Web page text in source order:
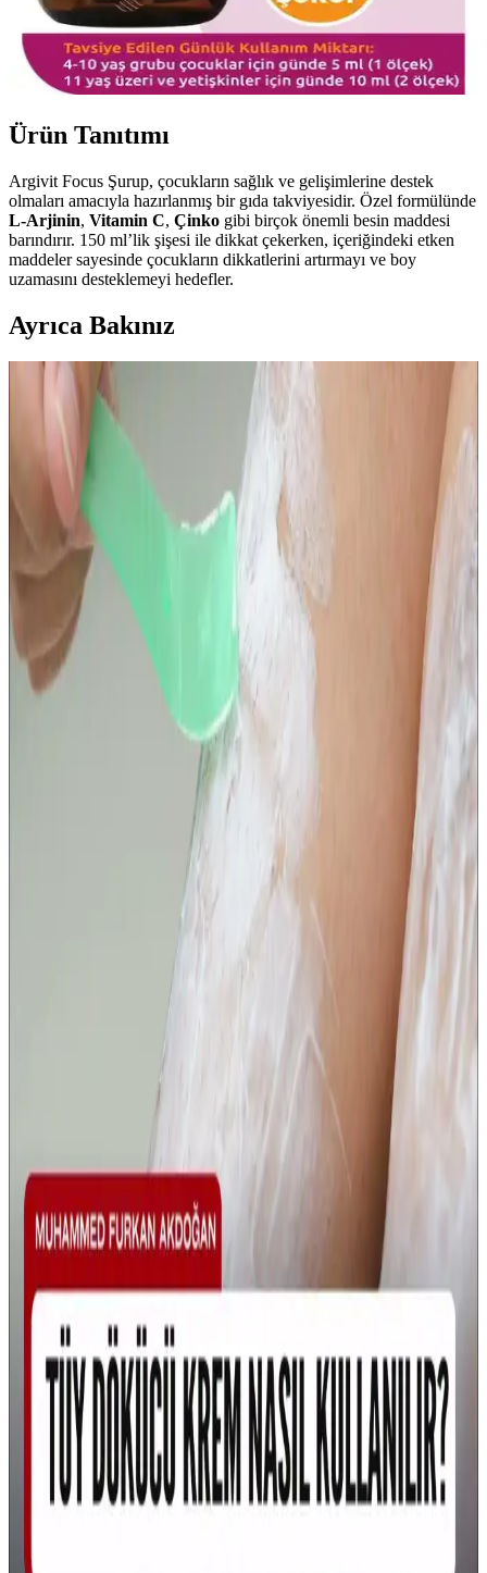
Ürün Tanıtımı
Argivit Focus Şurup, çocukların sağlık ve gelişimlerine destek
olmaları amacıyla hazırlanmış bir gıda takviyesidir. Özel formülünde
L-Arjinin, Vitamin C, Çinko gibi birçok önemli besin maddesi
barındırır. 150 ml’lik şişesi ile dikkat çekerken, içeriğindeki etken
maddeler sayesinde çocukların dikkatlerini artırmayı ve boy
uzamasını desteklemeyi hedefler.
Ayrıca Bakınız
Jack N' Jill Doğal Çocuk Diş Fırçası - Çevre Dostu
ve Güvenli Temizlik Seçeneği
Çocuklar için tasarlanmış, doğal ve çevre dostu malzemelerden
üretilmiş Jack N' Jill diş fırçası, nazik ve etkili temizlik sağlar,
ergonomik tasarımıyla kullanım kolaylığı sunar ve çevreye duyarlı
bir diş bakım seçeneğidir.
Nutrigen Balık Yağı ve Üzüm Şurubu Seti:
Çocukların Gelişimini Destekleyen Sağlıklı Takviye
Çocukların gelişimini destekleyen Nutrigen Balık Yağı ve Üzüm
Şurubu seti, vitamin ve minerallerle dolu, aromalı ve kullanımı kolay
bir takviye seçeneği sunar.
Çocuklar İçin Güvenilir Probiyotik: Teptip NBL
Probiotic Kids 30 Çiğneme Tableti Özellikleri ve
Teptip NBL Probiotic Kids 30 Çiğneme Tableti, çocukların bağırsak
ve bağışıklık sağlığını destekleyen, tatlı ve kolay çiğnenebilir
formda, 2,3 milyar aktif probiyotik içeren güvenilir bir takviye
Nutrigen Balık Yağı ve L-Arjinin Şurubu Çocuklar
İçin Sağlıklı Gelişim Destekleri
Nutrigen Balık Yağı + L-Arjinin şurubu, çocukların gelişimini
destekleyen, portakal aromasıyla kolayca tüketilen doğal içerikli bir
takviyedir. Bağışıklık ve kemik sağlığına katkı sağlar.
Çocuklar İçin Diş Fırçası Karşılaştırması: Doğal ve
U Tipi Tasarımların Özellikleri
İki farklı çocuk diş fırçasını detaylı şekilde karşılaştırıyoruz. Doğal
dezavantajlarıyla, kullanım kolaylığı ve kullanıcı yorumlarıyla ilgili
bilgiler içerir.
Watsons Shiba Çocuk Diş Fırçası 2'li Kırmızı Mavi
Güvenli ve Etkili Diş Temizliği
Çocukların diş sağlığını koruyan Watsons Shiba 2'li kırmızı-mavi diş
fırçası, yüksek kılları ve ergonomik tasarımıyla nazik ve etkili
temizlik sunar, hijyen ve kullanım kolaylığı sağlar.
Ocean Vitamin D3 600 Çocuklarda Kullanımı ve
Dozaj Rehberi: Güvenlik ve Öneriler
Ocean Vitamin D3 600'ün çocuklarda kullanımı yaşa bağlı dozaj
farklılıkları nedeniyle uzman kontrolü gerektirir. Doğru doz ve
takiple çocuk sağlığı için faydalı olabilir, ancak aşırı doz riskleri
unutulmamalıdır.